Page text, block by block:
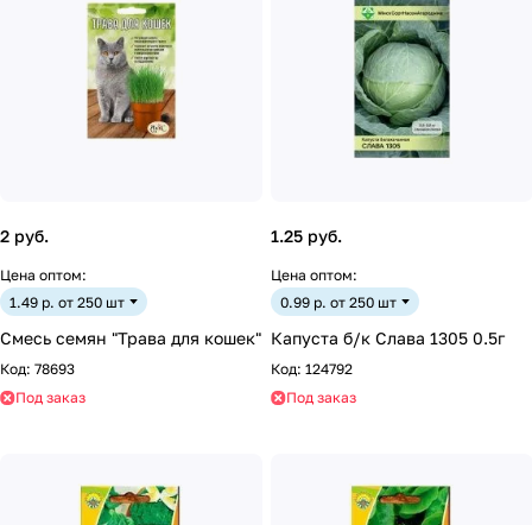
2 руб.
Цена оптом:
1.49 р. от 250 шт
Смесь семян "Трава для кошек"
Код: 78693
Под заказ
1.25 руб.
Цена оптом:
0.99 р. от 250 шт
Капуста б/к Слава 1305 0.5г
Код: 124792
Под заказ